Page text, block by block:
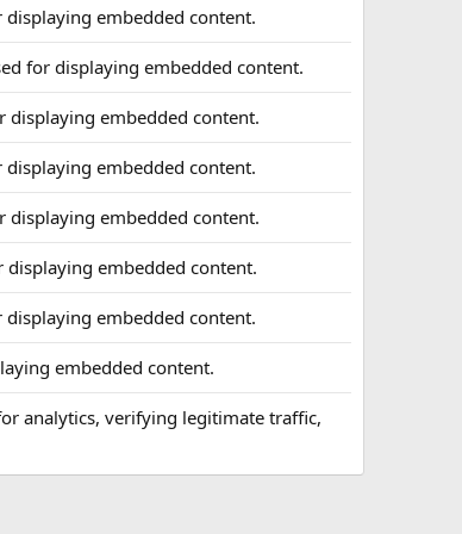
displaying embedded content.
for displaying embedded content.
displaying embedded content.
displaying embedded content.
displaying embedded content.
displaying embedded content.
displaying embedded content.
embedded content.
analytics, verifying legitimate traffic,